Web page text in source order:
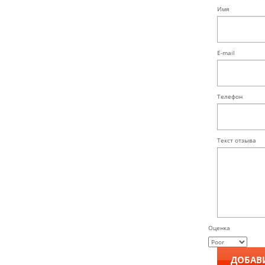
Имя
E-mail
Телефон
Текст отзыва
Оценка